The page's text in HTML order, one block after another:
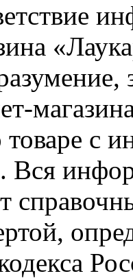
с
Вся